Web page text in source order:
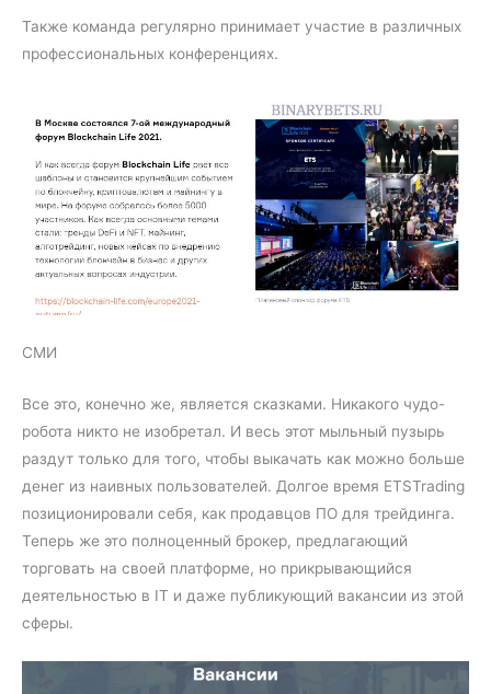
Также команда регулярно принимает участие в различных
профессиональных конференциях.
СМИ
Все это, конечно же, является сказками. Никакого чудо-
робота никто не изобретал. И весь этот мыльный пузырь
раздут только для того, чтобы выкачать как можно больше
денег из наивных пользователей. Долгое время ETSTrading
позиционировали себя, как продавцов ПО для трейдинга.
Теперь же это полноценный брокер, предлагающий
торговать на своей платформе, но прикрывающийся
деятельностью в IT и даже публикующий вакансии из этой
сферы.